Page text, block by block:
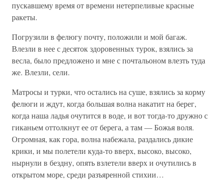
пускавшему время от времени нетерпеливые красные
ракеты.
Погрузили в фелюгу почту, положили и мой багаж.
Влезли в нее с десяток здоровенных турок, взялись за
весла, было предложено и мне с почтальоном влезть туда
же. Влезли, сели.
Матросы и турки, что остались на суше, взялись за корму
фелюги и ждут, когда большая волна накатит на берег,
когда наша ладья очутится в воде, и вот тогда-то дружно с
гиканьем оттолкнут ее от берега, а там — Божья воля.
Огромная, как гора, волна набежала, раздались дикие
крики, и мы полетели куда-то вверх, высоко, высоко,
нырнули в бездну, опять взлетели вверх и очутились в
открытом море, среди разъяренной стихии…